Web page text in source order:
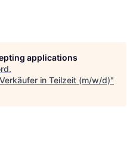
applications
.
Verkäufer in Teilzeit (m/w/d)"